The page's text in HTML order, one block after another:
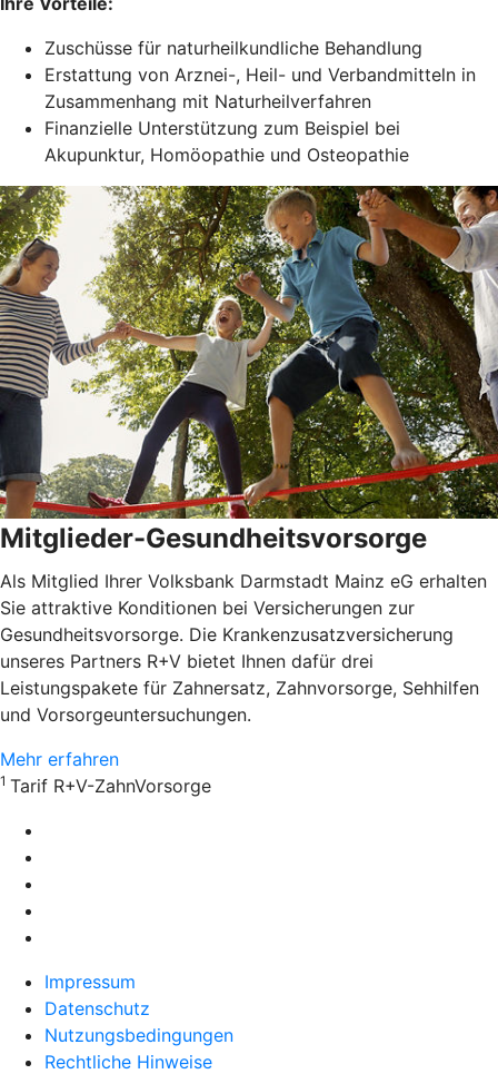
Zuschüsse für naturheilkundliche Behandlung
Erstattung von Arznei-, Heil- und Verbandmitteln in
Zusammenhang mit Naturheilverfahren
Finanzielle Unterstützung zum Beispiel bei
Akupunktur, Homöopathie und Osteopathie
Mitglieder-Gesundheitsvorsorge
Als Mitglied Ihrer Volksbank Darmstadt Mainz eG erhalten
Sie attraktive Konditionen bei Versicherungen zur
Gesundheitsvorsorge. Die Krankenzusatzversicherung
unseres Partners R+V bietet Ihnen dafür drei
Leistungspakete für Zahnersatz, Zahnvorsorge, Sehhilfen
und Vorsorgeuntersuchungen.
Mehr erfahren
1 Tarif R+V-ZahnVorsorge
Impressum
Datenschutz
Nutzungsbedingungen
Rechtliche Hinweise